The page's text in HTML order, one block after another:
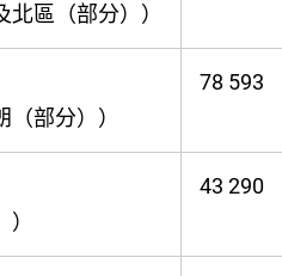
北區（部分））
部分））
78 593
43 290